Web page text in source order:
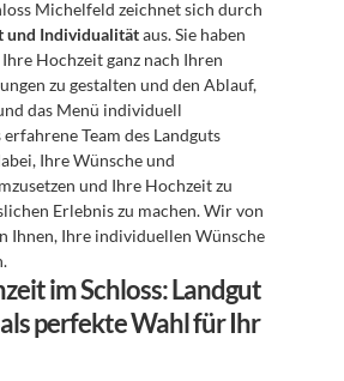
Michelfeld zeichnet sich durch
und Individualität aus. Sie haben
Hochzeit ganz nach Ihren
zu gestalten und den Ablauf,
das Menü individuell
erfahrene Team des Landguts
Ihre Wünsche und
und Ihre Hochzeit zu
Erlebnis zu machen. Wir von
Ihnen, Ihre individuellen Wünsche
im Schloss: Landgut
perfekte Wahl für Ihr